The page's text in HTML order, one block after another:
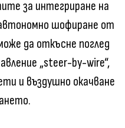
за интегриране на
шофиране от
да откъсне поглед
„steer-by-wire“,
и въздушно окачване